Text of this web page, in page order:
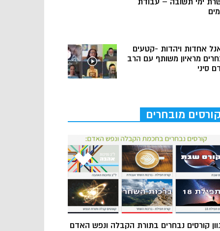
אחדות ויהדות -קטעים
מראיון משותף עם הרב
סיני
קורסים מובחרים
קורסים נבחרים בתורת הקבלה ונפש האדם